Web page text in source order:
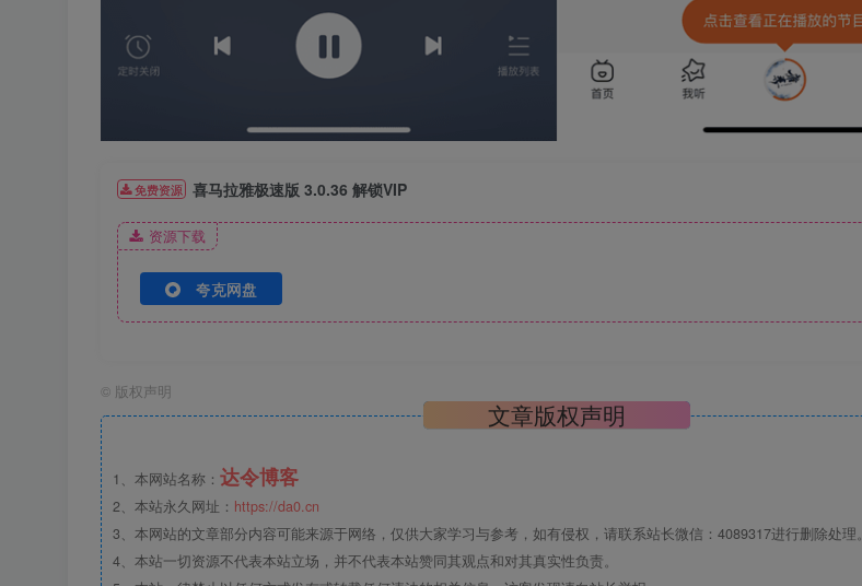
免费资源 喜马拉雅极速版 3.0.36 解锁VIP
资源下载
夸克网盘
© 版权声明
文章版权声明
1、本网站名称： 达令博客
2、本站永久网址： https://da0.cn
3、本网站的文章部分内容可能来源于网络，仅供大家学习与参考，如有侵权，请联系站长微信：4089317进行删除处理。
4、本站一切资源不代表本站立场，并不代表本站赞同其观点和对其真实性负责。